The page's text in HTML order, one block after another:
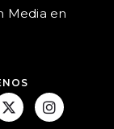
Media en